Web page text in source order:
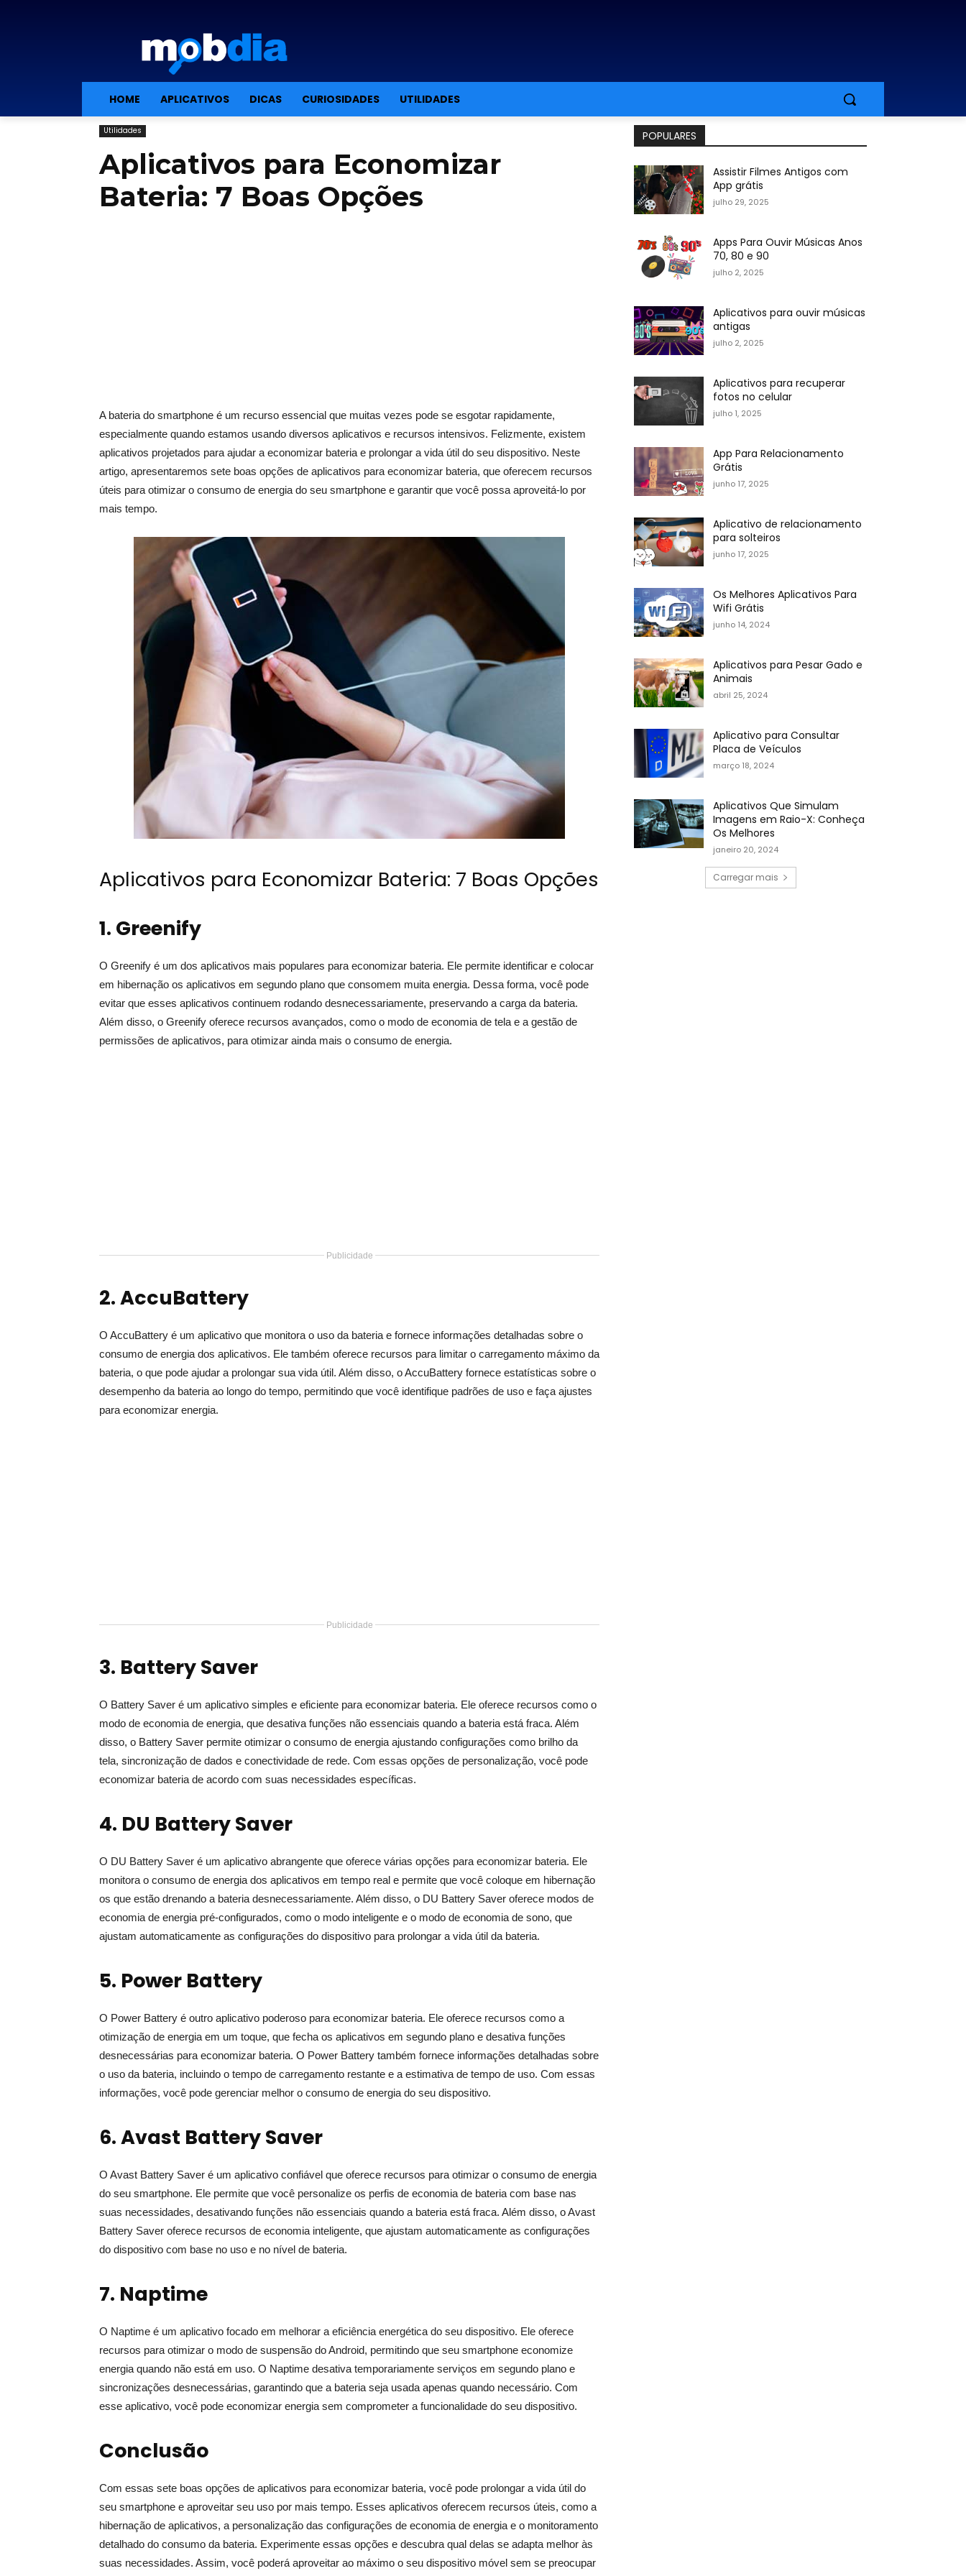
HOME APLICATIVOS DICAS CURIOSIDADES UTILIDADES
Utilidades
Aplicativos para Economizar
Bateria: 7 Boas Opções
A bateria do smartphone é um recurso essencial que muitas vezes pode se esgotar rapidamente,
especialmente quando estamos usando diversos aplicativos e recursos intensivos. Felizmente, existem
aplicativos projetados para ajudar a economizar bateria e prolongar a vida útil do seu dispositivo. Neste
artigo, apresentaremos sete boas opções de aplicativos para economizar bateria, que oferecem recursos
úteis para otimizar o consumo de energia do seu smartphone e garantir que você possa aproveitá-lo por
mais tempo.
Aplicativos para Economizar Bateria: 7 Boas Opções
1. Greenify
O Greenify é um dos aplicativos mais populares para economizar bateria. Ele permite identificar e colocar
em hibernação os aplicativos em segundo plano que consomem muita energia. Dessa forma, você pode
evitar que esses aplicativos continuem rodando desnecessariamente, preservando a carga da bateria.
Além disso, o Greenify oferece recursos avançados, como o modo de economia de tela e a gestão de
permissões de aplicativos, para otimizar ainda mais o consumo de energia.
Publicidade
2. AccuBattery
O AccuBattery é um aplicativo que monitora o uso da bateria e fornece informações detalhadas sobre o
consumo de energia dos aplicativos. Ele também oferece recursos para limitar o carregamento máximo da
bateria, o que pode ajudar a prolongar sua vida útil. Além disso, o AccuBattery fornece estatísticas sobre o
desempenho da bateria ao longo do tempo, permitindo que você identifique padrões de uso e faça ajustes
para economizar energia.
Publicidade
3. Battery Saver
O Battery Saver é um aplicativo simples e eficiente para economizar bateria. Ele oferece recursos como o
modo de economia de energia, que desativa funções não essenciais quando a bateria está fraca. Além
disso, o Battery Saver permite otimizar o consumo de energia ajustando configurações como brilho da
tela, sincronização de dados e conectividade de rede. Com essas opções de personalização, você pode
economizar bateria de acordo com suas necessidades específicas.
4. DU Battery Saver
O DU Battery Saver é um aplicativo abrangente que oferece várias opções para economizar bateria. Ele
monitora o consumo de energia dos aplicativos em tempo real e permite que você coloque em hibernação
os que estão drenando a bateria desnecessariamente. Além disso, o DU Battery Saver oferece modos de
economia de energia pré-configurados, como o modo inteligente e o modo de economia de sono, que
ajustam automaticamente as configurações do dispositivo para prolongar a vida útil da bateria.
5. Power Battery
O Power Battery é outro aplicativo poderoso para economizar bateria. Ele oferece recursos como a
otimização de energia em um toque, que fecha os aplicativos em segundo plano e desativa funções
desnecessárias para economizar bateria. O Power Battery também fornece informações detalhadas sobre
o uso da bateria, incluindo o tempo de carregamento restante e a estimativa de tempo de uso. Com essas
informações, você pode gerenciar melhor o consumo de energia do seu dispositivo.
6. Avast Battery Saver
O Avast Battery Saver é um aplicativo confiável que oferece recursos para otimizar o consumo de energia
do seu smartphone. Ele permite que você personalize os perfis de economia de bateria com base nas
suas necessidades, desativando funções não essenciais quando a bateria está fraca. Além disso, o Avast
Battery Saver oferece recursos de economia inteligente, que ajustam automaticamente as configurações
do dispositivo com base no uso e no nível de bateria.
7. Naptime
O Naptime é um aplicativo focado em melhorar a eficiência energética do seu dispositivo. Ele oferece
recursos para otimizar o modo de suspensão do Android, permitindo que seu smartphone economize
energia quando não está em uso. O Naptime desativa temporariamente serviços em segundo plano e
sincronizações desnecessárias, garantindo que a bateria seja usada apenas quando necessário. Com
esse aplicativo, você pode economizar energia sem comprometer a funcionalidade do seu dispositivo.
Conclusão
Com essas sete boas opções de aplicativos para economizar bateria, você pode prolongar a vida útil do
seu smartphone e aproveitar seu uso por mais tempo. Esses aplicativos oferecem recursos úteis, como a
hibernação de aplicativos, a personalização das configurações de economia de energia e o monitoramento
detalhado do consumo da bateria. Experimente essas opções e descubra qual delas se adapta melhor às
suas necessidades. Assim, você poderá aproveitar ao máximo o seu dispositivo móvel sem se preocupar
POPULARES
Assistir Filmes Antigos com
App grátis
julho 29, 2025
Apps Para Ouvir Músicas Anos
70, 80 e 90
julho 2, 2025
Aplicativos para ouvir músicas
antigas
julho 2, 2025
Aplicativos para recuperar
fotos no celular
julho 1, 2025
App Para Relacionamento
Grátis
junho 17, 2025
Aplicativo de relacionamento
para solteiros
junho 17, 2025
Os Melhores Aplicativos Para
Wifi Grátis
junho 14, 2024
Aplicativos para Pesar Gado e
Animais
abril 25, 2024
Aplicativo para Consultar
Placa de Veículos
março 18, 2024
Aplicativos Que Simulam
Imagens em Raio-X: Conheça
Os Melhores
janeiro 20, 2024
Carregar mais